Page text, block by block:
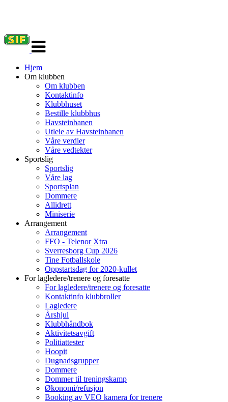
navigasjon
Hjem
Om klubben
Om klubben
Kontaktinfo
Klubbhuset
Bestille klubbhus
Havsteinbanen
Utleie av Havsteinbanen
Våre verdier
Våre vedtekter
Sportslig
Sportslig
Våre lag
Sportsplan
Dommere
Allidrett
Miniserie
Arrangement
Arrangement
FFO - Telenor Xtra
Sverresborg Cup 2026
Tine Fotballskole
Oppstartsdag for 2020-kullet
For lagledere/trenere og foresatte
For lagledere/trenere og foresatte
Kontaktinfo klubbroller
Lagledere
Årshjul
Klubbhåndbok
Aktivitetsavgift
Politiattester
Hoopit
Dugnadsgrupper
Dommere
Dommer til treningskamp
Økonomi/refusjon
Booking av VEO kamera for trenere